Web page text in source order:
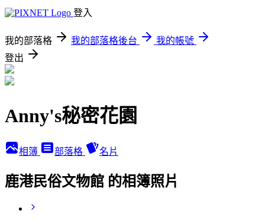
登入
我的部落格 我的部落格後台
我的帳號
登出
Anny's秘密花園
相簿 部落格 名片
鹿港民俗文物館 的相簿照片